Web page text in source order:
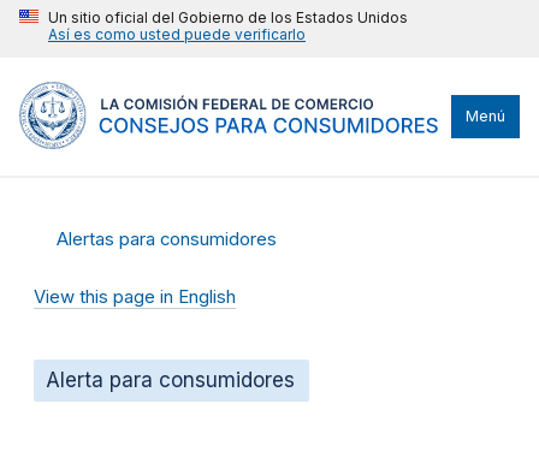
Un sitio oficial del Gobierno de los Estados Unidos
Así es como usted puede verificarlo
Menú
Alertas para consumidores
View this page in English
Alerta para consumidores